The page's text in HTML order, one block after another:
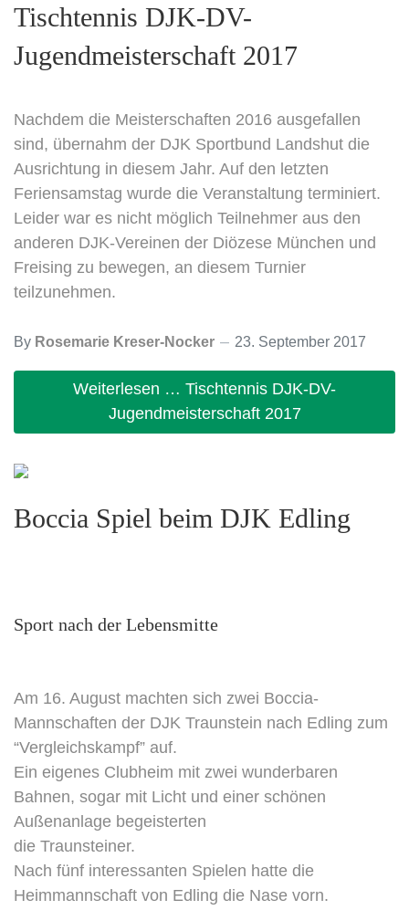
Tischtennis DJK-DV-
Jugendmeisterschaft 2017
Nachdem die Meisterschaften 2016 ausgefallen
sind, übernahm der DJK Sportbund Landshut die
Ausrichtung in diesem Jahr. Auf den letzten
Feriensamstag wurde die Veranstaltung terminiert.
Leider war es nicht möglich Teilnehmer aus den
anderen DJK-Vereinen der Diözese München und
Freising zu bewegen, an diesem Turnier
teilzunehmen.
By Rosemarie Kreser-Nocker 23. September 2017
Weiterlesen … Tischtennis DJK-DV-
Jugendmeisterschaft 2017
Boccia Spiel beim DJK Edling
Sport nach der Lebensmitte
Am 16. August machten sich zwei Boccia-
Mannschaften der DJK Traunstein nach Edling zum
“Vergleichskampf” auf.
Ein eigenes Clubheim mit zwei wunderbaren
Bahnen, sogar mit Licht und einer schönen
Außenanlage begeisterten
die Traunsteiner.
Nach fünf interessanten Spielen hatte die
Heimmannschaft von Edling die Nase vorn.